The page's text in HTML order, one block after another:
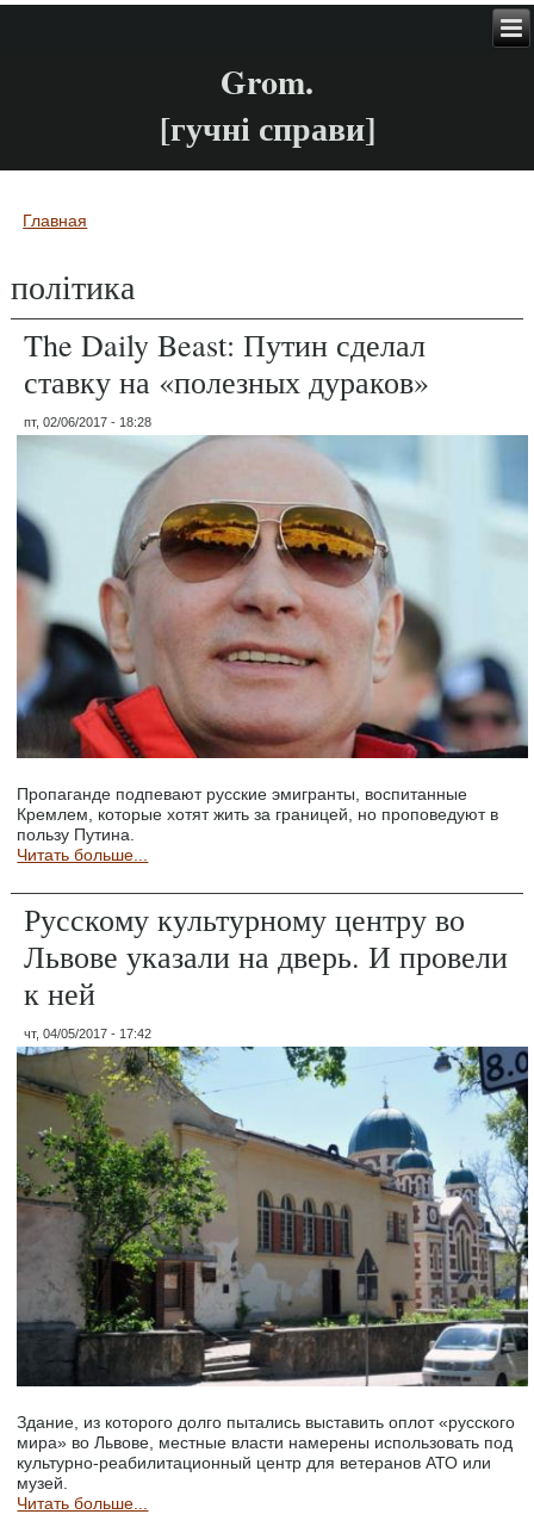
Grom.
[гучні справи]
Вы здесь
Главная
політика
The Daily Beast: Путин сделал
ставку на «полезных дураков»
пт, 02/06/2017 - 18:28
Пропаганде подпевают русские эмигранты, воспитанные
Кремлем, которые хотят жить за границей, но проповедуют в
пользу Путина.
Читать больше...
Русскому культурному центру во
Львове указали на дверь. И провели
к ней
чт, 04/05/2017 - 17:42
Здание, из которого долго пытались выставить оплот «русского
мира» во Львове, местные власти намерены использовать под
культурно-реабилитационный центр для ветеранов АТО или
музей.
Читать больше...